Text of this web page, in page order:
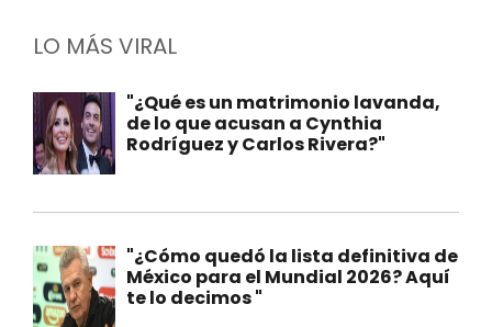
LO MÁS VIRAL
"¿Qué es un matrimonio lavanda,
de lo que acusan a Cynthia
Rodríguez y Carlos Rivera?"
"¿Cómo quedó la lista definitiva de
México para el Mundial 2026? Aquí
te lo decimos "